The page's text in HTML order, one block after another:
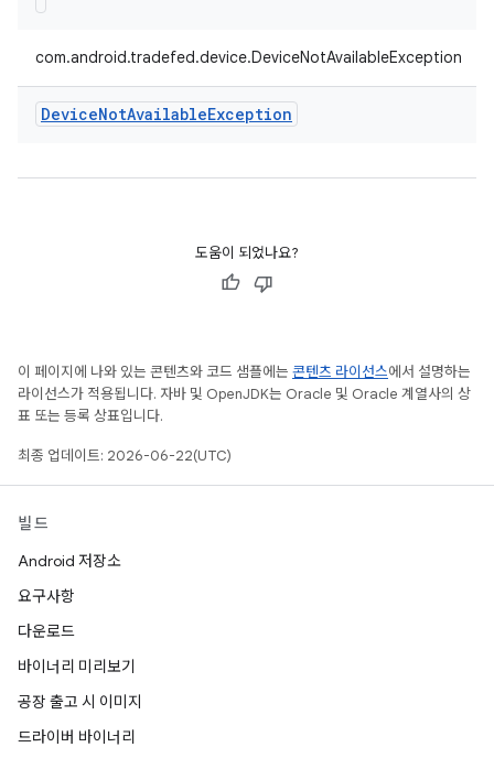
com.android.tradefed.device.DeviceNotAvailableException
DeviceNotAvailableException
도움이 되었나요?
이 페이지에 나와 있는 콘텐츠와 코드 샘플에는 콘텐츠 라이선스에서 설명하는
라이선스가 적용됩니다. 자바 및 OpenJDK는 Oracle 및 Oracle 계열사의 상
표 또는 등록 상표입니다.
최종 업데이트: 2026-06-22(UTC)
빌드
Android 저장소
요구사항
다운로드
바이너리 미리보기
공장 출고 시 이미지
드라이버 바이너리